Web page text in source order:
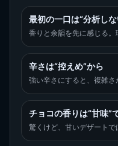
最初の一口は“分析しな
香りと余韻を先に感じる。
辛さは“控えめ”から
強い辛さにすると、複雑さ
チョコの香りは“甘味”
驚くけど、甘いデザートで